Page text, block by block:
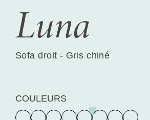
Luna
Sofa droit - Gris chiné
COULEURS